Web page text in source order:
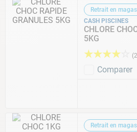
Retrait en
CASH PISCINES
CHLORE
5KG
★★★★ (
Comparer
Retrait en